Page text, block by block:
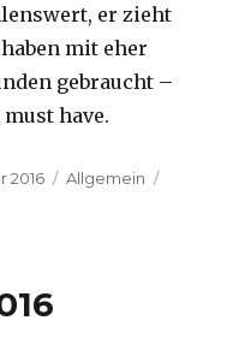
er zieht
mit eher
gebraucht –
have.
2016 Kategorien
Allgemein